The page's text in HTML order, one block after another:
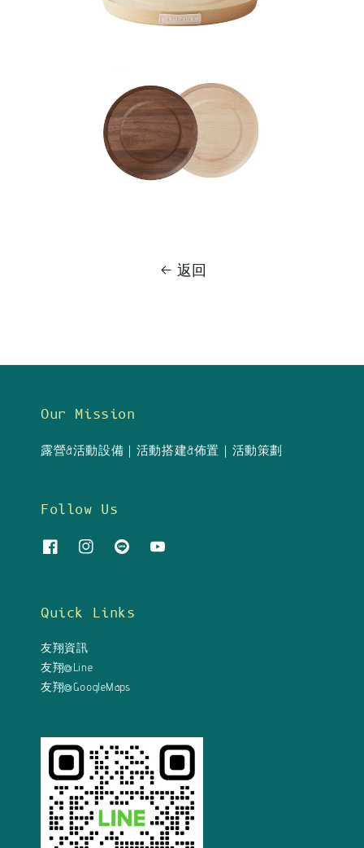
返回
Our Mission
露營&活動設備｜活動搭建&佈置｜活動策劃
Follow Us
Quick Links
友翔資訊
友翔@Line
友翔@GoogleMaps